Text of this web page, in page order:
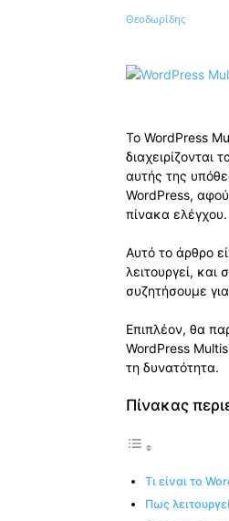
Κοινοποίηση
Το WordPress
διαχειρίζονται
αυτής της
WordPress,
πίνακα ελέγχου.
Αυτό το άρθρο
λειτουργεί,
συζητήσουμε
Επιπλέον, θα
WordPress
τη δυνατότητα.
Πίνακας
Τι είναι το
Πως